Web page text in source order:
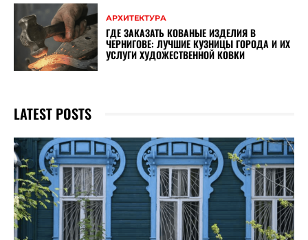
АРХИТЕКТУРА
ГДЕ ЗАКАЗАТЬ КОВАНЫЕ ИЗДЕЛИЯ В
ЧЕРНИГОВЕ: ЛУЧШИЕ КУЗНИЦЫ ГОРОДА И ИХ
УСЛУГИ ХУДОЖЕСТВЕННОЙ КОВКИ
LATEST POSTS